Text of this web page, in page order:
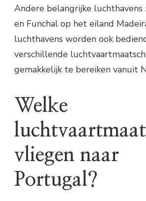
Andere belangrijke luchthavens
en Funchal op het eiland
luchthavens worden ook
verschillende
gemakkelijk te bereiken vanuit
Welke
vliegen naar
Portugal?